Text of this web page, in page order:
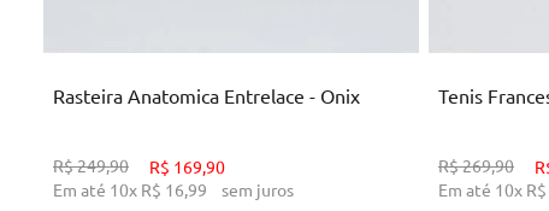
Rasteira Anatomica Entrelace - Onix
R$249,90 R$ 169,90
Em até 10x R$ 16,99 sem juros
Tenis
R$269,90
Em até 10x R$